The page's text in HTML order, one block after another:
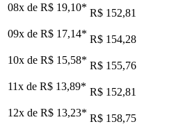
08x de R$ 19,10* R$ 152,81
09x de R$ 17,14* R$ 154,28
10x de R$ 15,58* R$ 155,76
11x de R$ 13,89* R$ 152,81
12x de R$ 13,23* R$ 158,75